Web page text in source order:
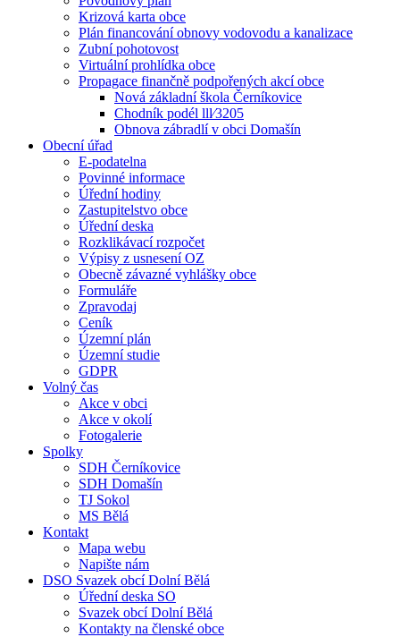
Krizová karta obce
Plán financování obnovy vodovodu a kanalizace
Zubní pohotovost
Virtuální prohlídka obce
Propagace finančně podpořených akcí obce
Nová základní škola Černíkovice
Chodník podél lll⁄3205
Obnova zábradlí v obci Domašín
Obecní úřad
E-podatelna
Povinné informace
Úřední hodiny
Zastupitelstvo obce
Úřední deska
Rozklikávací rozpočet
Výpisy z usnesení OZ
Obecně závazné vyhlášky obce
Formuláře
Zpravodaj
Ceník
Územní plán
Územní studie
GDPR
Volný čas
Akce v obci
Akce v okolí
Fotogalerie
Spolky
SDH Černíkovice
SDH Domašín
TJ Sokol
MS Bělá
Kontakt
Mapa webu
Napište nám
DSO Svazek obcí Dolní Bělá
Úřední deska SO
Svazek obcí Dolní Bělá
Kontakty na členské obce